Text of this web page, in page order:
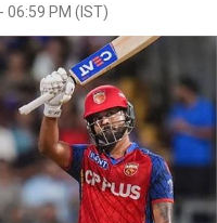
06:59 PM (IST)